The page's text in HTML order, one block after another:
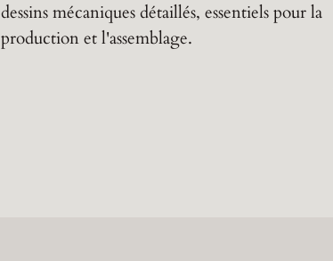
dessins mécaniques détaillés, essentiels pour la
production et l'assemblage.